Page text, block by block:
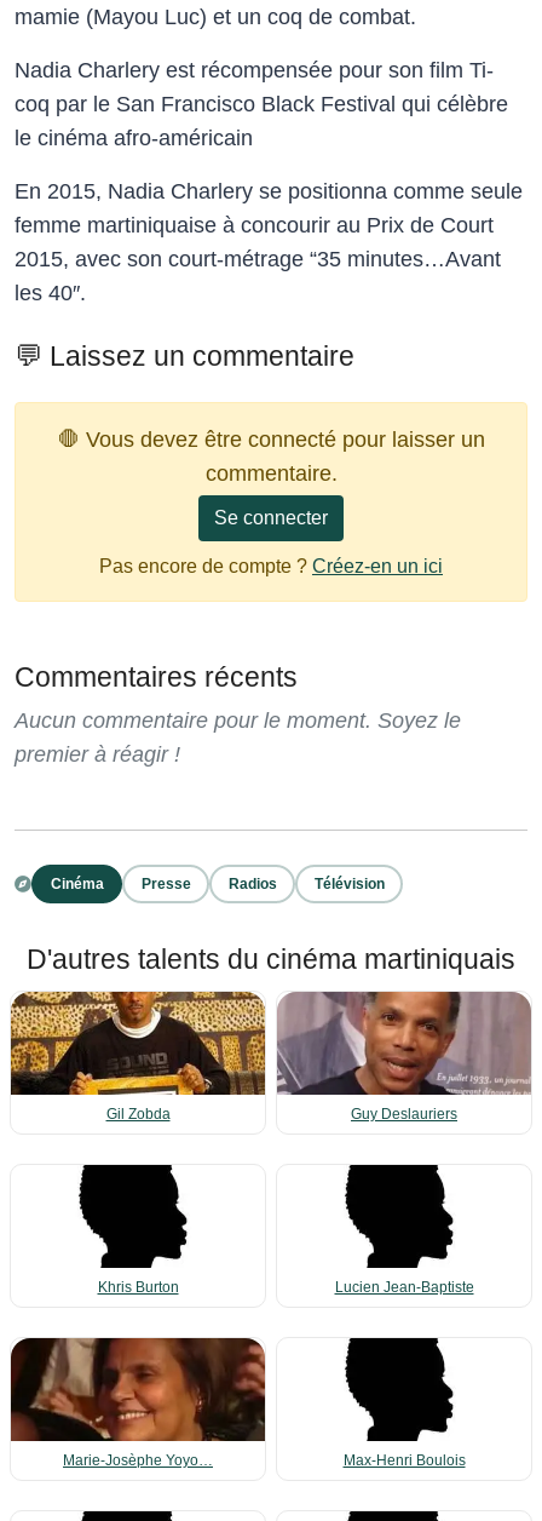
mamie (Mayou Luc) et un coq de combat.
Nadia Charlery est récompensée pour son film Ti-
coq par le San Francisco Black Festival qui célèbre
le cinéma afro-américain
En 2015, Nadia Charlery se positionna comme seule
femme martiniquaise à concourir au Prix de Court
2015, avec son court-métrage “35 minutes…Avant
les 40″.
💬 Laissez un commentaire
🛑 Vous devez être connecté pour laisser un
commentaire.
Se connecter
Pas encore de compte ? Créez-en un ici
Commentaires récents
Aucun commentaire pour le moment. Soyez le
premier à réagir !
Cinéma Presse Radios Télévision
D'autres talents du cinéma martiniquais
Gil Zobda Guy Deslauriers
Khris Burton Lucien Jean-Baptiste
Marie-Josèphe Yoyo… Max-Henri Boulois